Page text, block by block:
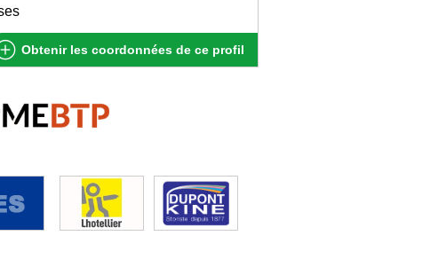
Obtenir les coordonnées de ce profil